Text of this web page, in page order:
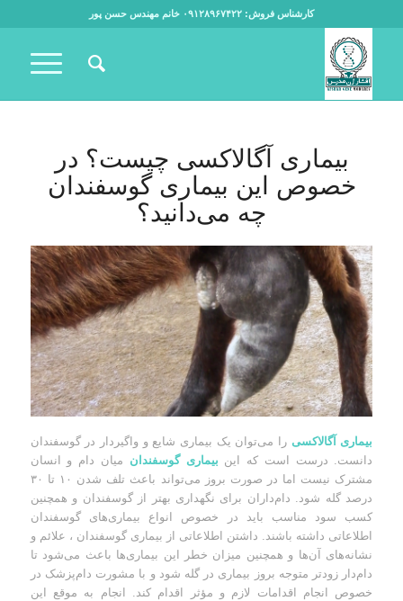
کارشناس فروش: ۰۹۱۲۸۹۶۷۴۲۲ خانم مهندس حسن پور
بیماری آگالاکسی چیست؟ در
خصوص این بیماری گوسفندان
چه می‌دانید؟
بیماری آگالاکسی را می‌توان یک بیماری شایع و واگیردار در گوسفندان
دانست. درست است که این بیماری گوسفندان میان دام و انسان
مشترک نیست اما در صورت بروز می‌تواند باعث تلف شدن ۱۰ تا ۳۰
درصد گله شود. دام‌داران برای نگهداری بهتر از گوسفندان و همچنین
کسب سود مناسب باید در خصوص انواع بیماری‌های گوسفندان
اطلاعاتی داشته باشند. داشتن اطلاعاتی از بیماری گوسفندان ، علائم و
نشانه‌های آن‌ها و همچنین میزان خطر این بیماری‌ها باعث می‌شود تا
دام‌دار زودتر متوجه بروز بیماری در گله شود و با مشورت دام‌پزشک در
خصوص انجام اقدامات لازم و مؤثر اقدام کند. انجام به موقع این